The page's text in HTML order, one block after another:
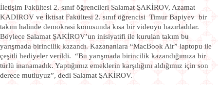
İletişim Fakültesi 2. sınıf öğrencileri Salamat ŞAKİROV, Azamat
KADIROV ve İktisat Fakültesi 2. sınıf öğrencisi Timur Bapiyev bir
takım halinde demokrasi konusunda kısa bir videoyu hazırladılar.
Böylece Salamat ŞAKİROV’un inisiyatifi ile kurulan takım bu
yarışmada birincilik kazandı. Kazananlara “MacBook Air” laptopu ile
çeşitli hediyeler verildi. “Bu yarışmada birincilik kazandığımıza bir
türlü inanamadık. Yaptığımız emeklerin karşılığını aldığımız için son
derece mutluyuz”, dedi Salamat ŞAKİROV.